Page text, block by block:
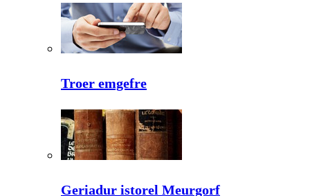
Troer emgefre
Geriadur istorel Meurgorf